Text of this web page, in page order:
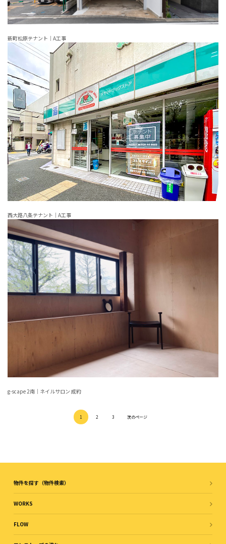
新町松原テナント｜A工事
西大路八条テナント｜A工事
g-scape 2南｜ネイルサロン 成約
1 2 3 次のページ
物件を探す（物件検索）
WORKS
FLOW